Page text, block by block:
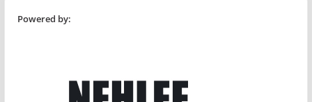
Powered by: